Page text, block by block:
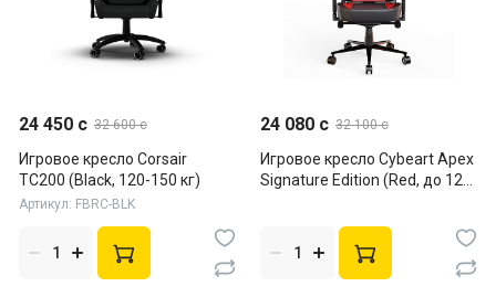
24 450 c 32 600 c
Игровое кресло Corsair
TC200 (Black, 120-150 кг)
Артикул: FBRC-BLK
24 080 c 32 100 c
Игровое кресло Cybeart Apex
Signature Edition (Red, до 120